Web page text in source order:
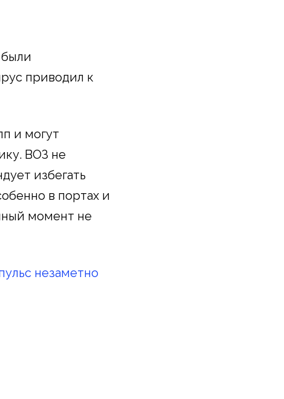
приводил к
и могут
ВОЗ не
избегать
в портах и
момент не
незаметно